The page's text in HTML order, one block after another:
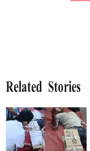
Related Stories